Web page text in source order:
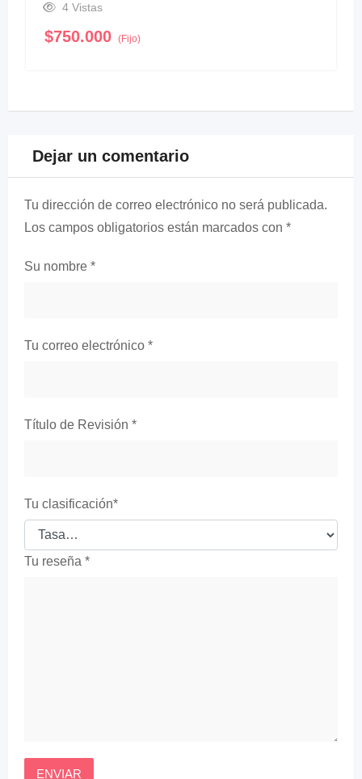
4 Vistas
$750.000 (Fijo)
Dejar un comentario
Tu dirección de correo electrónico no será publicada.
Los campos obligatorios están marcados con *
Su nombre *
Tu correo electrónico *
Título de Revisión *
Tu clasificación*
Tu reseña *